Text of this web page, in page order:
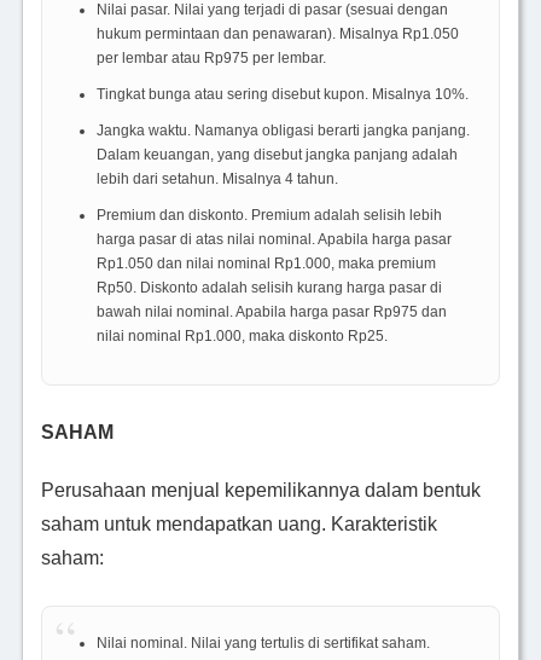
Nilai pasar. Nilai yang terjadi di pasar (sesuai dengan
hukum permintaan dan penawaran). Misalnya Rp1.050
per lembar atau Rp975 per lembar.
Tingkat bunga atau sering disebut kupon. Misalnya 10%.
Jangka waktu. Namanya obligasi berarti jangka panjang.
Dalam keuangan, yang disebut jangka panjang adalah
lebih dari setahun. Misalnya 4 tahun.
Premium dan diskonto. Premium adalah selisih lebih
harga pasar di atas nilai nominal. Apabila harga pasar
Rp1.050 dan nilai nominal Rp1.000, maka premium
Rp50. Diskonto adalah selisih kurang harga pasar di
bawah nilai nominal. Apabila harga pasar Rp975 dan
nilai nominal Rp1.000, maka diskonto Rp25.
SAHAM
Perusahaan menjual kepemilikannya dalam bentuk
saham untuk mendapatkan uang. Karakteristik
saham:
Nilai nominal. Nilai yang tertulis di sertifikat saham.